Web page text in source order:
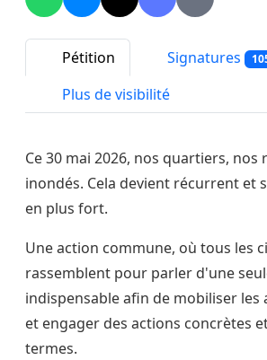
Pétition Signatures
Plus de visibilité
Ce 30 mai 2026, nos quartiers, nos
inondés. Cela devient récurrent et
en plus fort.
Une action commune, où tous les
rassemblent pour parler d'une
indispensable afin de mobiliser les
et engager des actions concrètes
termes.